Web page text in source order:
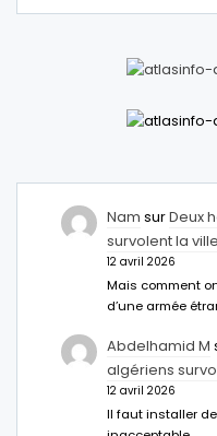
Nam surDeux
survolent la
12 avril 2026
Mais comment
d’une armée
Abdelhamid M
algériens
12 avril 2026
Il faut installer